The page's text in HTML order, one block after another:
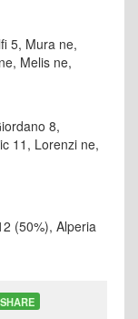
5, Mura ne,
Melis ne,
8,
11, Lorenzi ne,
(50%), Alperia
SHARE